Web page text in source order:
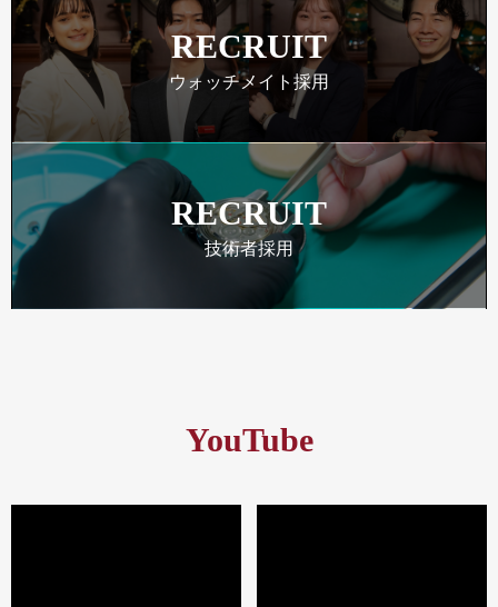
RECRUIT
ウォッチメイト採用
RECRUIT
技術者採用
YouTube